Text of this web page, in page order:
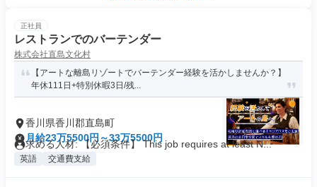
正社員
レストランでのバーテンダー
株式会社直島文化村
【アートな離島リゾートでバーテンダー経験を活かしませんか？】
年休111日+特別休暇3日/残...
香川県香川郡直島町
月給23万5500円～33万5500円
求める人材: 【必須条件】 This job requires at least N...
英語 交通費支給